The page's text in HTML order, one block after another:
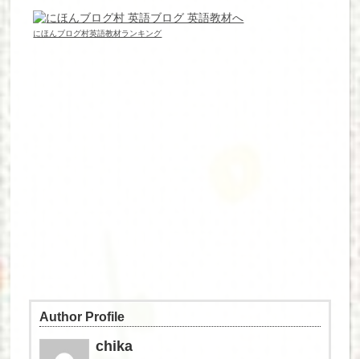
にほんブログ村英語教材ランキング
Author Profile
chika